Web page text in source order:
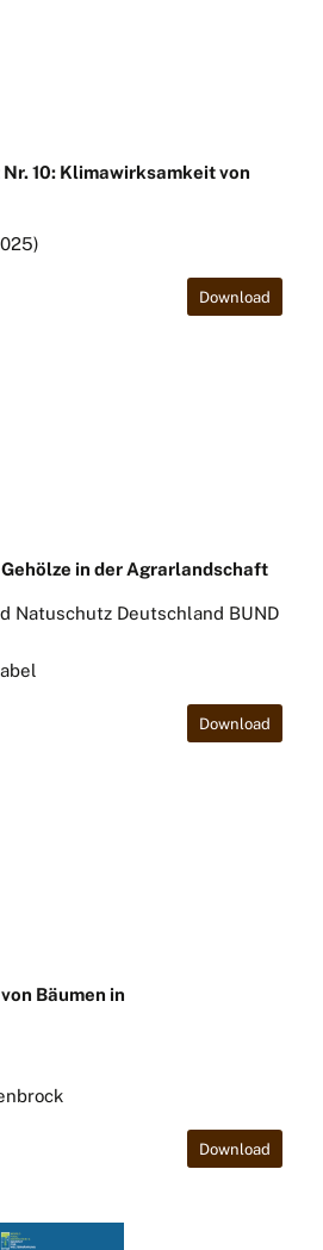
10: Klimawirksamkeit von
Download
in der Agrarlandschaft
Natuschutz Deutschland BUND
Download
Bäumen in
Download